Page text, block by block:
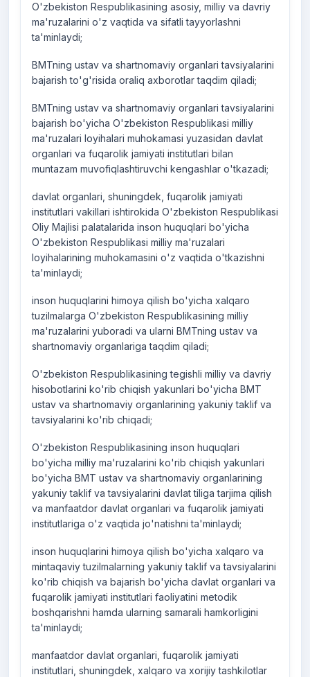
O'zbekiston Respublikasining asosiy, milliy va davriy
ma'ruzalarini o'z vaqtida va sifatli tayyorlashni
ta'minlaydi;
BMTning ustav va shartnomaviy organlari tavsiyalarini
bajarish to'g'risida oraliq axborotlar taqdim qiladi;
BMTning ustav va shartnomaviy organlari tavsiyalarini
bajarish bo'yicha O'zbekiston Respublikasi milliy
ma'ruzalari loyihalari muhokamasi yuzasidan davlat
organlari va fuqarolik jamiyati institutlari bilan
muntazam muvofiqlashtiruvchi kengashlar o'tkazadi;
davlat organlari, shuningdek, fuqarolik jamiyati
institutlari vakillari ishtirokida O'zbekiston Respublikasi
Oliy Majlisi palatalarida inson huquqlari bo'yicha
O'zbekiston Respublikasi milliy ma'ruzalari
loyihalarining muhokamasini o'z vaqtida o'tkazishni
ta'minlaydi;
inson huquqlarini himoya qilish bo'yicha xalqaro
tuzilmalarga O'zbekiston Respublikasining milliy
ma'ruzalarini yuboradi va ularni BMTning ustav va
shartnomaviy organlariga taqdim qiladi;
O'zbekiston Respublikasining tegishli milliy va davriy
hisobotlarini ko'rib chiqish yakunlari bo'yicha BMT
ustav va shartnomaviy organlarining yakuniy taklif va
tavsiyalarini ko'rib chiqadi;
O'zbekiston Respublikasining inson huquqlari
bo'yicha milliy ma'ruzalarini ko'rib chiqish yakunlari
bo'yicha BMT ustav va shartnomaviy organlarining
yakuniy taklif va tavsiyalarini davlat tiliga tarjima qilish
va manfaatdor davlat organlari va fuqarolik jamiyati
institutlariga o'z vaqtida jo'natishni ta'minlaydi;
inson huquqlarini himoya qilish bo'yicha xalqaro va
mintaqaviy tuzilmalarning yakuniy taklif va tavsiyalarini
ko'rib chiqish va bajarish bo'yicha davlat organlari va
fuqarolik jamiyati institutlari faoliyatini metodik
boshqarishni hamda ularning samarali hamkorligini
ta'minlaydi;
manfaatdor davlat organlari, fuqarolik jamiyati
institutlari, shuningdek, xalqaro va xorijiy tashkilotlar